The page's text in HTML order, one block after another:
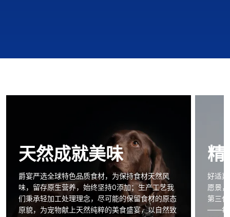
天然成就美味
爵宴严选全球特色品质食材，为保持食材天然风
味，留存原生营养，始终坚持0添加；生产工艺我
们秉承轻加工处理理念，尽可能的保留食材的原态
原貌，为宠物献上天然纯粹的美食盛宴，以自然致
精
好适
愿景
第三
——每